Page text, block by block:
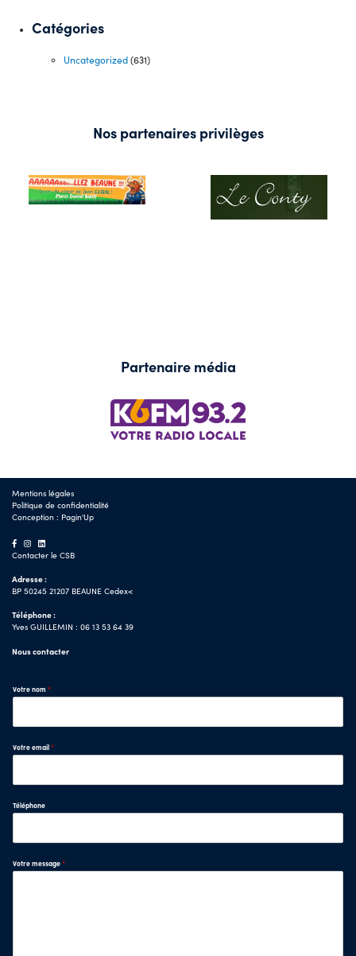
Catégories
Uncategorized(631)
Nos partenaires privilèges
Partenaire média
Mentions légales
Politique de confidentialité
Conception : Pagin'Up
Contacter le CSB
Adresse :
BP 50245 21207 BEAUNE Cedex<
Téléphone :
Yves GUILLEMIN : 06 13 53 64 39
Nous contacter
Votre nom *
Votre email*
Téléphone
Votre message*